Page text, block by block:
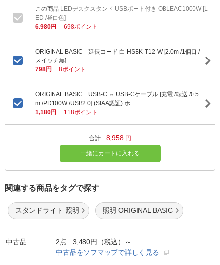
LEDデスクスタンド USBポート付き OBLEAC1000W [L
ED /昼白色]
6,980円
698ポイント
ORIGINAL BASIC 延長コード 白 HSBK-T12-W [2.0m /1個口 /
スイッチ無]
798円
8ポイント
ORIGINAL BASIC USB-C ⇔ USB-Cケーブル [充電 /転送 /0.5
m /PD100W /USB2.0] (SIAA認証) ホ...
1,180円
118ポイント
合計 8,958 円
一緒にカートに入れる
関連する商品をタグで探す
スタンドライト 照明 照明 ORIGINAL BASIC
中古品
2点 3,480円（税込）～
中古品をソフマップで詳しく見る